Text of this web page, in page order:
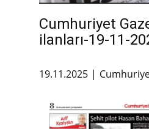
Cumhuriyet
ilanları-19-11-
19.11.2025